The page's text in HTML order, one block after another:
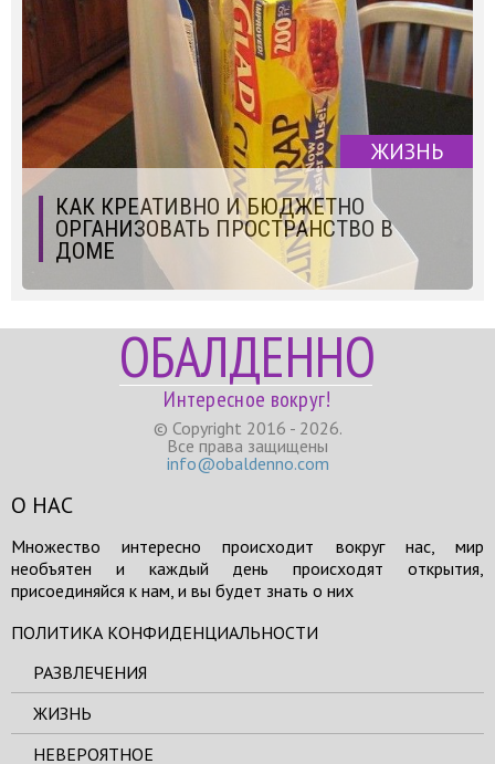
ЖИЗНЬ
КАК КРЕАТИВНО И БЮДЖЕТНО
ОРГАНИЗОВАТЬ ПРОСТРАНСТВО В
ДОМЕ
ОБАЛДЕННО
Интересное вокруг!
© Copyright 2016 - 2026.
Все права защищены
info@obaldenno.com
О НАС
Множество интересно происходит вокруг нас, мир
необъятен и каждый день происходят открытия,
присоединяйся к нам, и вы будет знать о них
ПОЛИТИКА КОНФИДЕНЦИАЛЬНОСТИ
РАЗВЛЕЧЕНИЯ
ЖИЗНЬ
НЕВЕРОЯТНОЕ